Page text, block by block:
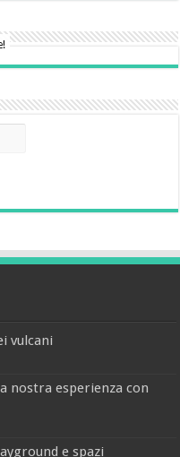
vulcani
nostra esperienza con
e spazi